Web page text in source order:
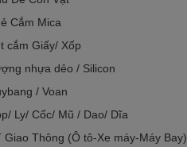
Cắm Mica
cắm Giấy/ Xốp
nhựa dẻo / Silicon
/ Voan
Ly/ Cốc/ Mũ / Dao/ Dĩa
Giao Thông (Ô tô-Xe máy-Máy Bay)